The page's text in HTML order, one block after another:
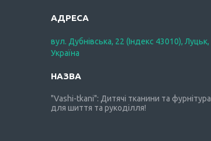
вул. Дубнівська, 22 (Індекс 43010), Луцьк,
Україна
"Vashi-tkani": Дитячі тканини та фурнітура
для шиття та рукоділля!